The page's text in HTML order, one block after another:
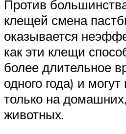
Против
клещей смена
оказывается
как эти клещи
более длительное
одного года) и
только на
животных.